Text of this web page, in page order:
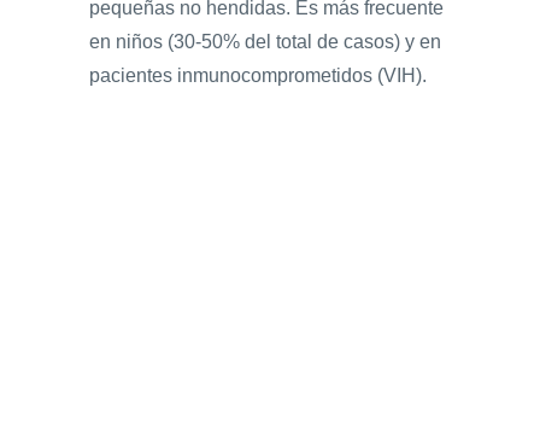
pequeñas no hendidas. Es más frecuente
en niños (30-50% del total de casos) y en
pacientes inmunocomprometidos (VIH).